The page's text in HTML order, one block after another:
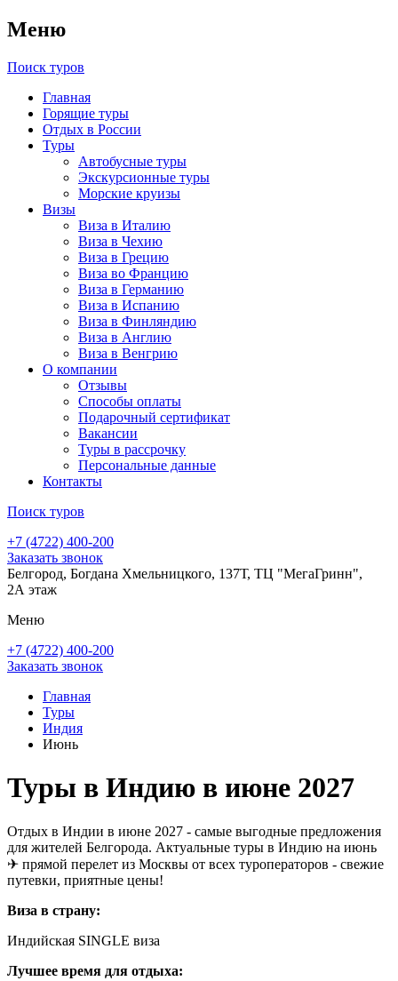
Меню
Поиск туров
Главная
Горящие туры
Отдых в России
Туры
Автобусные туры
Экскурсионные туры
Морские круизы
Визы
Виза в Италию
Виза в Чехию
Виза в Грецию
Виза во Францию
Виза в Германию
Виза в Испанию
Виза в Финляндию
Виза в Англию
Виза в Венгрию
О компании
Отзывы
Способы оплаты
Подарочный сертификат
Вакансии
Туры в рассрочку
Персональные данные
Контакты
Поиск туров
+7 (4722) 400-200
Заказать звонок
Белгород, Богдана Хмельницкого, 137Т, ТЦ "МегаГринн",
2А этаж
Меню
+7 (4722) 400-200
Заказать звонок
Главная
Туры
Индия
Июнь
Туры в Индию в июне 2027
Отдых в Индии в июне 2027 - самые выгодные предложения
для жителей Белгорода. Актуальные туры в Индию на июнь
✈ прямой перелет из Москвы от всех туроператоров - свежие
путевки, приятные цены!
Виза в страну:
Индийская SINGLE виза
Лучшее время для отдыха: